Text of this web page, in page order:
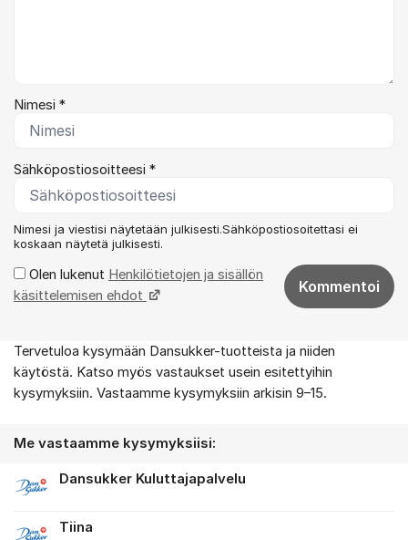
Nimesi *
Sähköpostiosoitteesi *
Nimesi ja viestisi näytetään julkisesti.Sähköpostiosoitettasi ei
koskaan näytetä julkisesti.
Olen lukenut Henkilötietojen ja sisällön
käsittelemisen ehdot
Kommentoi
Tietoa foorumista
Tervetuloa kysymään Dansukker-tuotteista ja niiden
käytöstä. Katso myös vastaukset usein esitettyihin
kysymyksiin. Vastaamme kysymyksiin arkisin 9–15.
Me vastaamme kysymyksiisi:
Dansukker Kuluttajapalvelu
Tiina